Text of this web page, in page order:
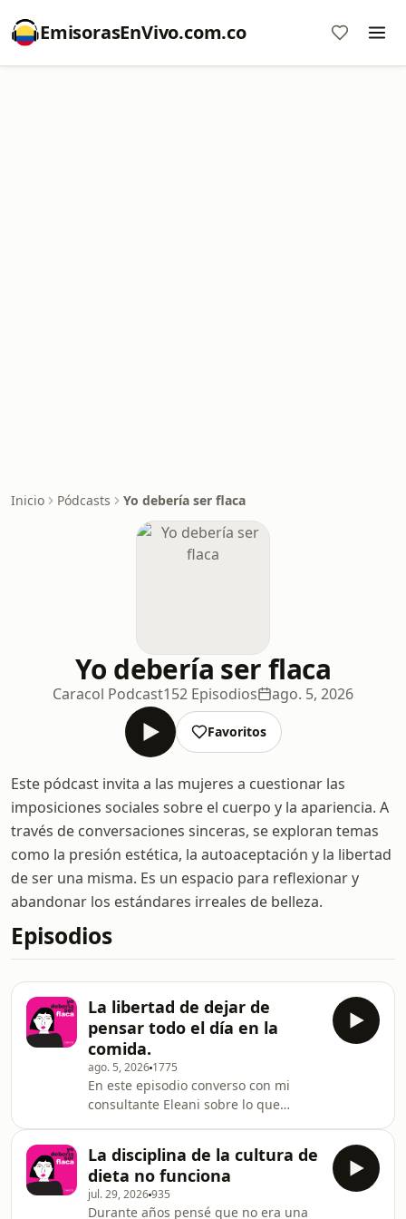
EmisorasEnVivo.com.co
Inicio Pódcasts Yo debería ser flaca
Yo debería ser flaca
Caracol Podcast152 Episodios ago. 5, 2026
Favoritos
Este pódcast invita a las mujeres a cuestionar las
imposiciones sociales sobre el cuerpo y la apariencia. A
través de conversaciones sinceras, se exploran temas
como la presión estética, la autoaceptación y la libertad
de ser una misma. Es un espacio para reflexionar y
abandonar los estándares irreales de belleza.
Episodios
La libertad de dejar de
pensar todo el día en la
comida.
ago. 5, 2026 1775
En este episodio converso con mi
consultante Eleani sobre lo que
nuestro cuerpo. Hablamos de cómo
pasó de vivir con un ruido mental
constante alrededor de la
La disciplina de la cultura de
dieta no funciona
jul. 29, 2026935
Durante años pensé que no era una